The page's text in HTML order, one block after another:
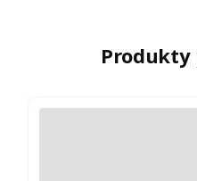
Produkty